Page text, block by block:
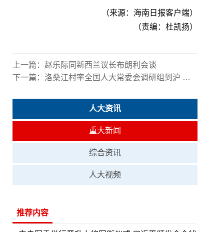
（来源：海南日报客户端）
（责编：杜凯扬）
上一篇： 赵乐际同新西兰议长布朗利会谈
下一篇： 洛桑江村率全国人大常委会调研组到沪 开展加强华侨归侨侨眷权益保护工作情况专题调研
人大资讯
重大新闻
综合资讯
人大视频
推荐内容